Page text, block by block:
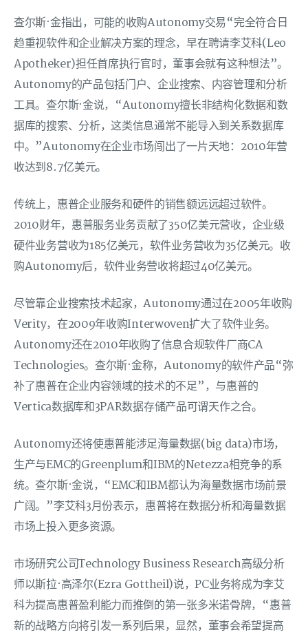
查尔斯·金指出，可能的收购Autonomy交易“完全符合日
趋重视软件和企业解决方案的理念，早在聘请李艾科(Leo
Apotheker)担任首席执行官时，董事会就有这种想法”。
Autonomy的产品包括门户、企业搜索、内容管理和分析
工具。查尔斯·金说，“Autonomy擅长非结构化数据和数
据库的搜索、分析，这类信息通常不能导入到关系数据库
中。”Autonomy在企业市场闯出了一片天地：2010年营
收达到8.7亿美元。
传统上，惠普企业服务和硬件的销售额远远超过软件。
2010财年，惠普服务业务贡献了350亿美元营收，企业级
硬件业务营收为185亿美元，软件业务营收为35亿美元。收
购Autonomy后，软件业务营收将超过40亿美元。
尽管靠企业搜索技术起家，Autonomy通过在2005年收购
Verity，在2009年收购Interwoven扩大了软件业务。
Autonomy还在2010年收购了信息合规软件厂商CA
Technologies。查尔斯·金称，Autonomy的软件产品“弥
补了惠普在企业内容领域的技术的不足”，与惠普的
Vertica数据库和3PAR数据存储产品可谓天作之合。
Autonomy还将使惠普能涉足海量数据(big data)市场，
生产与EMC的Greenplum和IBM的Netezza相竞争的系
统。查尔斯·金说，“EMC和IBM都认为海量数据市场前景
广阔。”李艾科3月份表示，惠普将在数据分析和海量数据
市场上投入更多资源。
市场研究公司Technology Business Research高级分析
师以斯拉·高泽尔(Ezra Gottheil)说，PC业务将成为李艾
科为提高惠普盈利能力而推倒的第一张多米诺骨牌，“惠普
新的战略方向将引发一系列后果，显然，董事会希望提高